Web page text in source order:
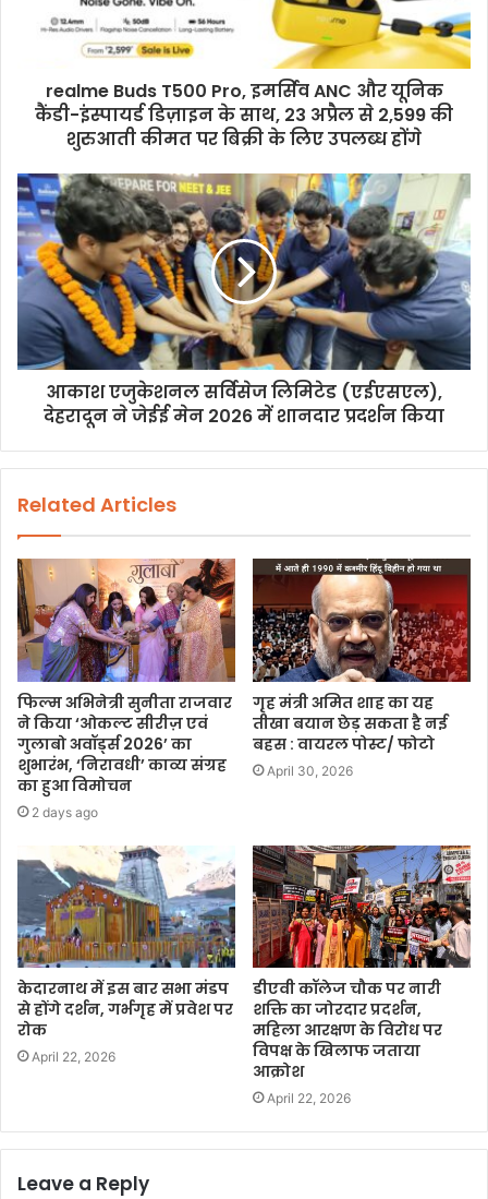
realme Buds T500 Pro, इमर्सिव ANC और यूनिक
कैंडी-इंस्पायर्ड डिज़ाइन के साथ, 23 अप्रैल से 2,599 की
शुरुआती कीमत पर बिक्री के लिए उपलब्ध होंगे
आकाश एजुकेशनल सर्विसेज लिमिटेड (एईएसएल),
देहरादून ने जेईई मेन 2026 में शानदार प्रदर्शन किया
Related Articles
फिल्म अभिनेत्री सुनीता राजवार
ने किया ‘ओकल्ट सीरीज़ एवं
गुलाबो अवॉर्ड्स 2026’ का
शुभारंभ, ‘निरावधी’ काव्य संग्रह
का हुआ विमोचन
2 days ago
गृह मंत्री अमित शाह का यह
तीखा बयान छेड़ सकता है नई
बहस : वायरल पोस्ट/ फोटो
April 30, 2026
केदारनाथ में इस बार सभा मंडप
से होंगे दर्शन, गर्भगृह में प्रवेश पर
रोक
April 22, 2026
डीएवी कॉलेज चौक पर नारी
शक्ति का जोरदार प्रदर्शन,
महिला आरक्षण के विरोध पर
विपक्ष के खिलाफ जताया
आक्रोश
April 22, 2026
Leave a Reply